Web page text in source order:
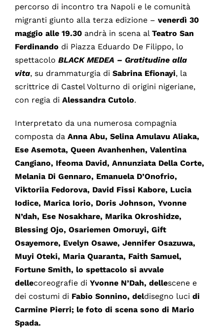
percorso di incontro tra Napoli e le comunità
migranti giunto alla terza edizione – venerdì 30
maggio alle 19.30 andrà in scena al Teatro San
Ferdinando di Piazza Eduardo De Filippo, lo
spettacolo BLACK MEDEA – Gratitudine alla
vita, su drammaturgia di Sabrina Efionayi, la
scrittrice di Castel Volturno di origini nigeriane,
con regia di Alessandra Cutolo.
Interpretato da una numerosa compagnia
composta da Anna Abu, Selina Amulavu Aliaka,
Ese Asemota, Queen Avanhenhen, Valentina
Cangiano, Ifeoma David, Annunziata Della Corte,
Melania Di Gennaro, Emanuela D’Onofrio,
Viktoriia Fedorova, David Fissi Kabore, Lucia
Iodice, Marica Iorio, Doris Johnson, Yvonne
N’dah, Ese Nosakhare, Marika Okroshidze,
Blessing Ojo, Osariemen Omoruyi, Gift
Osayemore, Evelyn Osawe, Jennifer Osazuwa,
Muyi Oteki, Maria Quaranta, Faith Samuel,
Fortune Smith, lo spettacolo si avvale
dellecoreografie di Yvonne N’Dah, dellescene e
dei costumi di Fabio Sonnino, deldisegno luci di
Carmine Pierri; le foto di scena sono di Mario
Spada.